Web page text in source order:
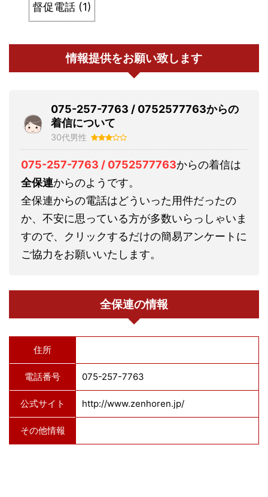
督促電話 (1)
情報提供をお願い致します
075-257-7763 / 0752577763からの
着信について
30代男性
075-257-7763 / 0752577763からの着信は
全保連からのようです。
全保連からの電話はどういった用件だったの
か、不安に思っている方が多数いらっしゃいま
すので、クリックするだけの簡易アンケートに
ご協力をお願いいたします。
全保連の情報
住所
電話番号 075-257-7763
公式サイト http://www.zenhoren.jp/
その他情報